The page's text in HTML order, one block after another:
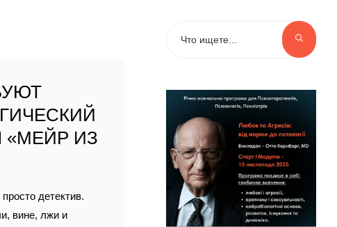
«МЕЙР ИЗ
детектив.
вине, лжи и